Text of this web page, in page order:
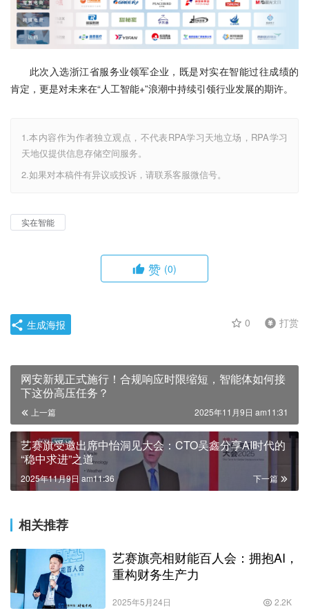
此次入选浙江省服务业领军企业，既是对实在智能过往成绩的
肯定，更是对未来在“人工智能+”浪潮中持续引领行业发展的期许。
1.本内容作为作者独立观点，不代表RPA学习天地立场，RPA学习
天地仅提供信息存储空间服务。
2.如果对本稿件有异议或投诉，请联系客服微信号。
实在智能
赞 (0)
0 打赏
生成海报
网安新规正式施行！合规响应时限缩短，智能体如何接
下这份高压任务？
上一篇 2025年11月9日 am11:31
艺赛旗受邀出席中怡洞见大会：CTO吴鑫分享AI时代的
“稳中求进”之道
下一篇
2025年11月9日 am11:36
相关推荐
艺赛旗亮相财能百人会：拥抱AI，
重构财务生产力
2025年5月24日 2.2K